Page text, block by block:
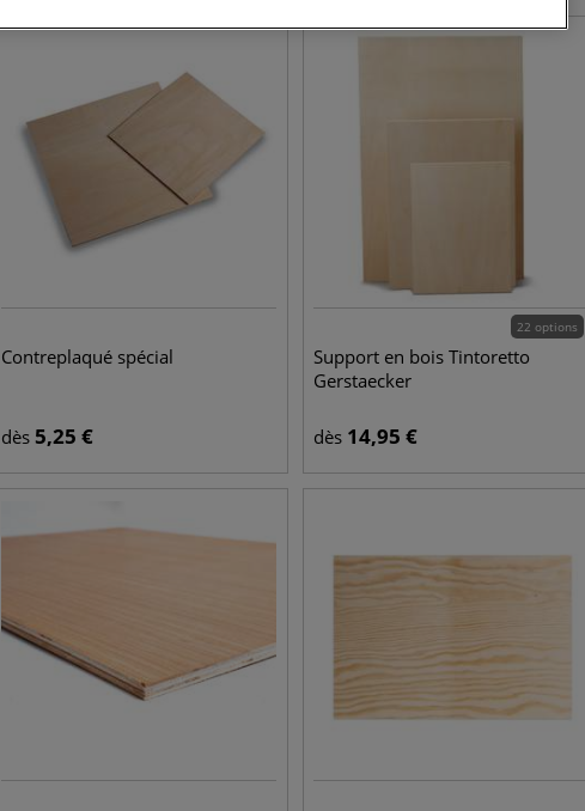
Contreplaqué spécial
dès 5,25 €
22 options
Support en bois Tintoretto
Gerstaecker
dès 14,95 €